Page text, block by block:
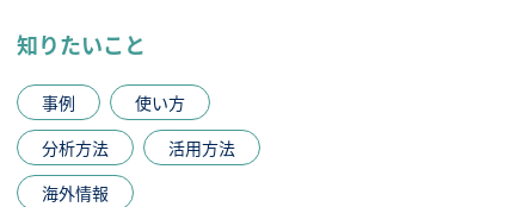
知りたいこと
事例
使い方
分析方法
活用方法
海外情報